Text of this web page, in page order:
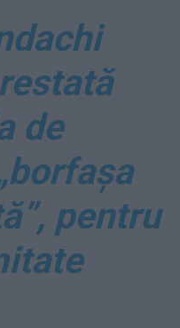
de
pentru